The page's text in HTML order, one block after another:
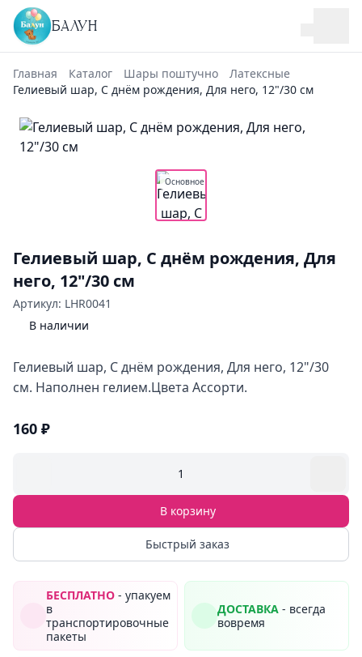
БАЛУН
Главная Каталог Шары поштучно
Латексные
Гелиевый шар, С днём рождения, Для него, 12"/30 см
Основное
Гелиевый шар, С днём рождения, Для
него, 12"/30 см
Артикул: LHR0041
В наличии
Гелиевый шар, С днём рождения, Для него, 12"/30
см. Наполнен гелием.Цвета Ассорти.
160 ₽
1
В корзину
Быстрый заказ
БЕСПЛАТНО - упакуем
в
транспортировочные
пакеты
ДОСТАВКА - всегда
вовремя